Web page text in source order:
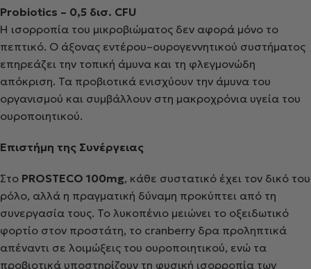
Probiotics – 0,5 δισ. CFU
Η ισορροπία του μικροβιώματος δεν αφορά μόνο το
πεπτικό. Ο άξονας εντέρου–ουρογεννητικού συστήματος
επηρεάζει την τοπική άμυνα και τη φλεγμονώδη
απόκριση. Τα προβιοτικά ενισχύουν την άμυνα του
οργανισμού και συμβάλλουν στη μακροχρόνια υγεία του
ουροποιητικού.
Επιστήμη της Συνέργειας
Στο PROSTECO 100mg, κάθε συστατικό έχει τον δικό του
ρόλο, αλλά η πραγματική δύναμη προκύπτει από τη
συνεργασία τους. Το λυκοπένιο μειώνει το οξειδωτικό
φορτίο στον προστάτη, το cranberry δρα προληπτικά
απέναντι σε λοιμώξεις του ουροποιητικού, ενώ τα
προβιοτικά υποστηρίζουν τη φυσική ισορροπία των